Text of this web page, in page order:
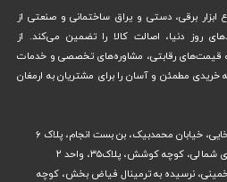
با ارائه انواع ابزار برقی، دستی و یراق ساختمانی و صنعتی از
روز دنیا، اصالت کالا را تضمین می‌کند. از
"ابزار 3" می‌توان به قیمت‌های رقابتی، مشاوره‌های تخصصی و خدمات
مطمئن و آسان را برای مشتریان به ارمغان
خیابان محمدبیک، بن بست انجام، پلاک 6
کوچه کوشش، پلاک۳۵، واحد ۲
خمینی، نرسیده به ترمینال فیاض بخش، کوچه